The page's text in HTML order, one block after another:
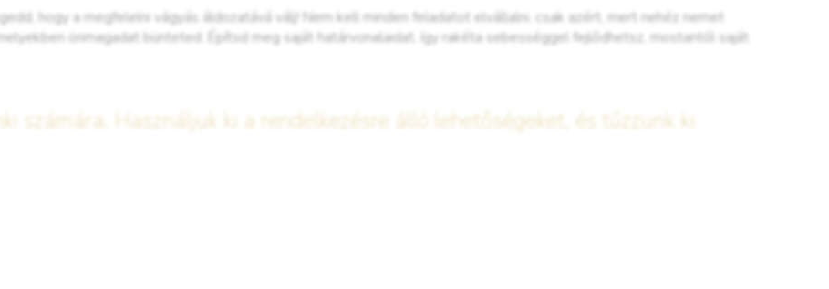
hogy a megfelelni vágyás áldozatává válj! Nem kell minden feladatot elvállalni, csak azért, mert nehéz nemet
önmagadat bünteted. Építsd meg saját határvonalaidat, így rakéta sebességgel fejlődhetsz, mostantól saját
számára. Használjuk ki a rendelkezésre álló lehetőségeket, és tűzzünk ki